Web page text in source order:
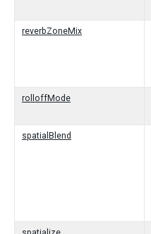
reverbZoneMix
rolloffMode
spatialBlend